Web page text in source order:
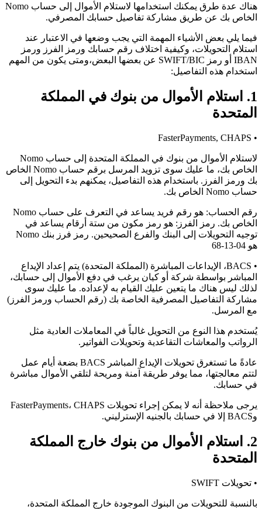
هناك عدة طرق يمكنك استخدامها لاستلام الأموال إلى حساب Nomo
الخاص بك عن طريق مشاركة تفاصيل حسابك المصرفي.
فيما يلي بعض الأشياء المهمة التي يجب وضعها في الاعتبار عند
استلام التحويلات، وكيفية اختلاف رقم حسابك ورمز الفرز ورمز
IBAN أو رمز SWIFT/BIC عن بعضها البعض،ومتى يكون من المهم
استخدام هذه التفاصيل:
1. استلام الأموال من بنوك في المملكة
المتحدة
• FasterPayments, CHAPS
لاستلام الأموال من بنوك في المملكة المتحدة إلى حساب Nomo
الخاص بك، ما عليك سوى تزويد المرسل برقم حساب Nomo الخاص
بك ورمز الفرز. باستخدام هذه التفاصيل، يمكنهم بدء التحويل إلى
حساب Nomo الخاص بك.
رقم الحساب: هو رقم فريد يساعد في التعرف على حساب Nomo
الخاص بك. رمز الفرز: هو رمز مكون من ستة أرقام يساعد في
توجيه التحويلات إلى البنك والفرع الصحيحين. رمز فرز بنك Nomo
هو 04-13-68
• BACS، الإيداعات المباشرة (المملكة المتحدة) يتم إعداد الإيداع
المباشر بواسطة شركة أو كيان يرغب في دفع الأموال إلى حسابك،
لذلك ليس هناك ما يتعين عليك القيام به لإعداده. ما عليك سوى
مشاركة التفاصيل المصرفية الخاصة بك (رقم الحساب ورمز الفرز)
مع المرسل.
يُستخدم هذا النوع من التحويل غالباً في المعاملات العادية مثل
الرواتب والمعاشات التقاعدية وتحويلات الفواتير.
عادةً ما تستغرق تحويلات الإيداع المباشر BACS بضعة أيام عمل
لتتم معالجتها، مما يوفر طريقة آمنة ومريحة لتلقي الأموال مباشرة
في حسابك.
يرجى ملاحظة أنه لا يمكن إجراء تحويلات FasterPayments، CHAPS
وBACS إلا في حسابك بالجنيه الإسترليني.
2. استلام الأموال من بنوك خارج المملكة
المتحدة
• تحويلات SWIFT
بالنسبة للتحويلات من البنوك الموجودة خارج المملكة المتحدة،